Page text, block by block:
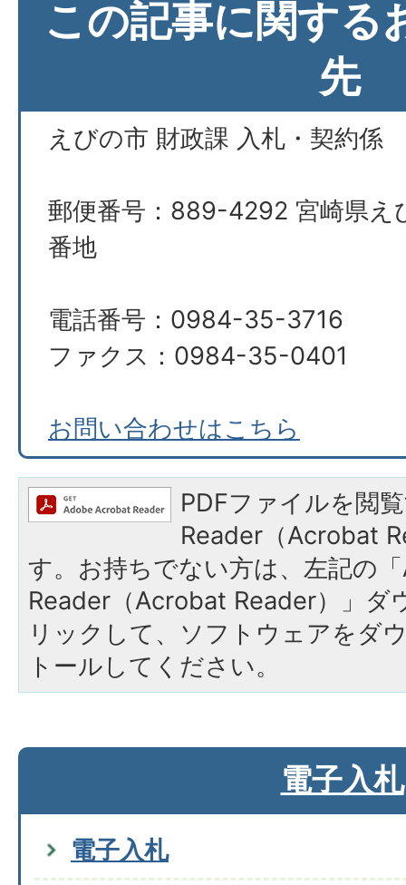
この記事に関する
先
えびの市 財政課 入札・契約係
郵便番号：889-4292 宮崎県え
番地
電話番号：0984-35-3716
ファクス：0984-35-0401
お問い合わせはこちら
PDFファイルを閲
Reader（Acrobat
す。お持ちでない方は、左記の
Reader（Acrobat Reader）」ダ
リックして、ソフトウェアをダ
トールしてください。
電子入札
電子入札